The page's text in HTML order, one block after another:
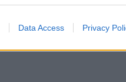
Data Access Privacy